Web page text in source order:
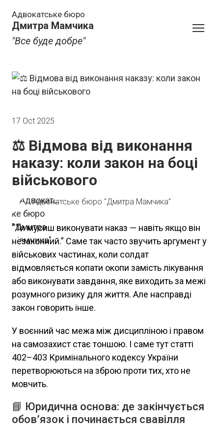
Адвокатське бюро
Дмитра Мамчика
"Все буде добре"
17 Oct 2025
⚖️ Відмова від виконання
наказу: коли закон на боці
військового
Адвокатське бюро "Дмитра Мамчика"
“Ти мусиш виконувати наказ — навіть якщо він
незаконний.” Саме так часто звучить аргумент у
військових частинах, коли солдат
відмовляється копати окопи замість лікування
або виконувати завдання, яке виходить за межі
розумного ризику для життя. Але насправді
закон говорить інше.
У воєнний час межа між дисципліною і правом
на самозахист стає тоншою. І саме тут статті
402–403 Кримінального кодексу України
перетворюються на зброю проти тих, хто не
мовчить.
📘 Юридична основа: де закінчується
обов’язок і починається свавілля